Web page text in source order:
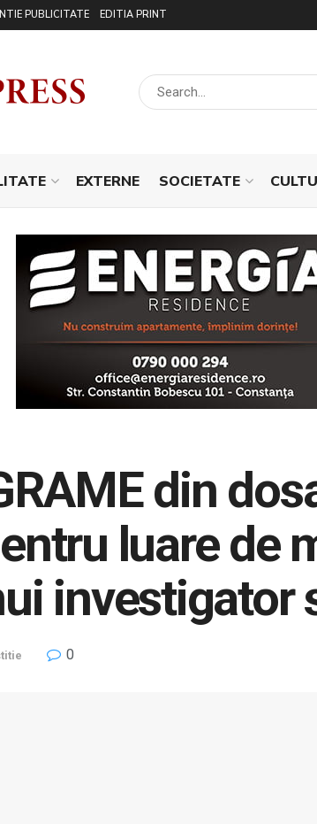
PUBLICITATE EDITIA PRINT
EXTERNE SOCIETATE
din
luare de
investigator
0